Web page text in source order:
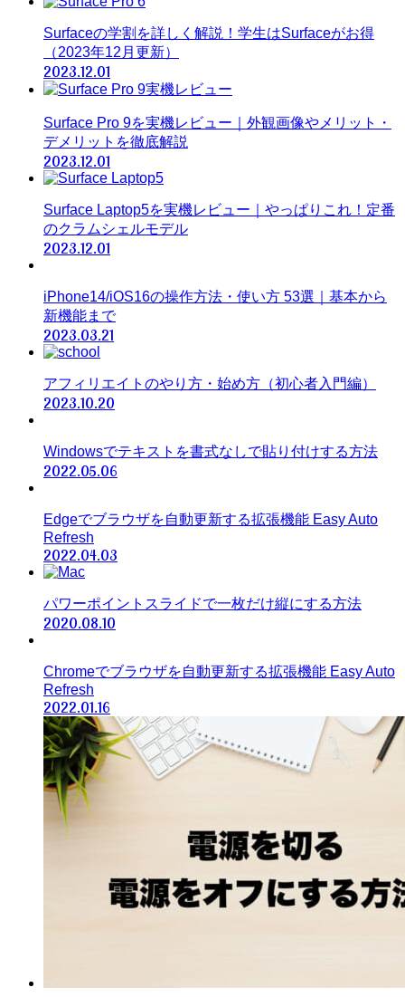
Surfaceの学割を詳しく解説！学生はSurfaceがお得
（2023年12月更新）
2023.12.01
Surface Pro 9を実機レビュー｜外観画像やメリット・
デメリットを徹底解説
2023.12.01
Surface Laptop5を実機レビュー｜やっぱりこれ！定番
のクラムシェルモデル
2023.12.01
iPhone14/iOS16の操作方法・使い方 53選｜基本から
新機能まで
2023.03.21
アフィリエイトのやり方・始め方（初心者入門編）
2023.10.20
Windowsでテキストを書式なしで貼り付けする方法
2022.05.06
Edgeでブラウザを自動更新する拡張機能 Easy Auto
Refresh
2022.04.03
パワーポイントスライドで一枚だけ縦にする方法
2020.08.10
Chromeでブラウザを自動更新する拡張機能 Easy Auto
Refresh
2022.01.16